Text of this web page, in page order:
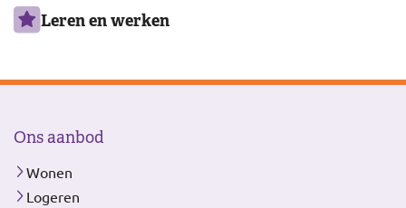
Leren en werken
Ons aanbod
Wonen
Logeren